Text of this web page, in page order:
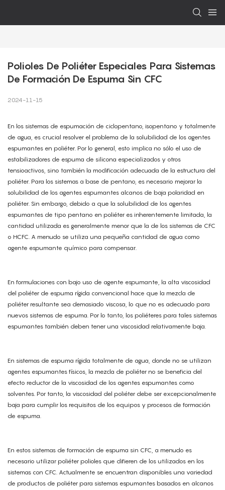
Polioles De Poliéter Especiales Para Sistemas
De Formación De Espuma Sin CFC
2024-11-15
En los sistemas de espumación de ciclopentano, isopentano y totalmente
de agua, es crucial resolver el problema de la solubilidad de los agentes
espumantes en poliéter. Por lo general, esto implica no sólo el uso de
estabilizadores de espuma de silicona especializados y otros
tensioactivos, sino también la modificación adecuada de la estructura del
poliéter. Para los sistemas a base de pentano, es necesario mejorar la
solubilidad de los agentes espumantes alcanos de baja polaridad en
poliéter. Sin embargo, debido a que la solubilidad de los agentes
espumantes de tipo pentano en poliéter es inherentemente limitada, la
cantidad utilizada es generalmente menor que la de los sistemas de CFC
o HCFC. A menudo se utiliza una pequeña cantidad de agua como
agente espumante químico para compensar.
En formulaciones con bajo uso de agente espumante, la alta viscosidad
del poliéter de espuma rígida convencional hace que la mezcla de
poliéter resultante sea demasiado viscosa, lo que no es adecuado para
nuevos sistemas de espuma. Por lo tanto, los poliéteres para tales sistemas
espumantes también deben tener una viscosidad relativamente baja.
En sistemas de espuma rígida totalmente de agua, donde no se utilizan
agentes espumantes físicos, la mezcla de poliéter no se beneficia del
efecto reductor de la viscosidad de los agentes espumantes como
solventes. Por tanto, la viscosidad del poliéter debe ser excepcionalmente
baja para cumplir los requisitos de los equipos y procesos de formación
de espuma.
En estos sistemas de formación de espuma sin CFC, a menudo es
necesario utilizar poliéter polioles que difieren de los utilizados en los
sistemas con CFC. Actualmente se encuentran disponibles una variedad
de productos de poliéter para sistemas espumantes basados ​​en alcanos